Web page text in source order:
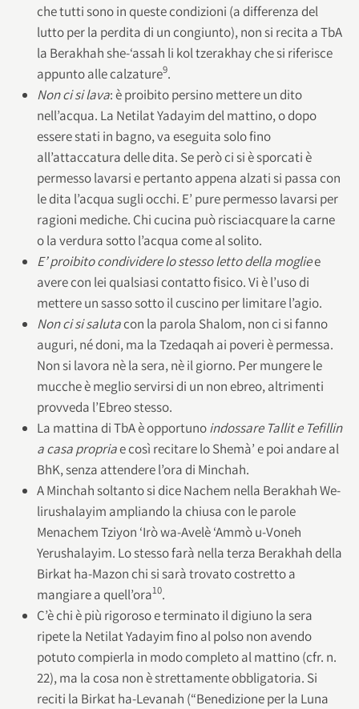
che tutti sono in queste condizioni (a differenza del
lutto per la perdita di un congiunto), non si recita a TbA
la Berakhah she-‘assah li kol tzerakhay che si riferisce
appunto alle calzature9.
Non ci si lava: è proibito persino mettere un dito
nell’acqua. La Netilat Yadayim del mattino, o dopo
essere stati in bagno, va eseguita solo fino
all’attaccatura delle dita. Se però ci si è sporcati è
permesso lavarsi e pertanto appena alzati si passa con
le dita l’acqua sugli occhi. E’ pure permesso lavarsi per
ragioni mediche. Chi cucina può risciacquare la carne
o la verdura sotto l’acqua come al solito.
E’ proibito condividere lo stesso letto della mogliee
avere con lei qualsiasi contatto fisico. Vi è l’uso di
mettere un sasso sotto il cuscino per limitare l’agio.
Non ci si salutacon la parola Shalom, non ci si fanno
auguri, né doni, ma la Tzedaqah ai poveri è permessa.
Non si lavora nè la sera, nè il giorno. Per mungere le
mucche è meglio servirsi di un non ebreo, altrimenti
provveda l’Ebreo stesso.
La mattina di TbA è opportunoindossare Tallit e Tefillin
a casa propriae così recitare lo Shemà’ e poi andare al
BhK, senza attendere l’ora di Minchah.
A Minchah soltanto si dice Nachem nella Berakhah We-
lirushalayim ampliando la chiusa con le parole
Menachem Tziyon ‘Irò wa-Avelè ‘Ammò u-Voneh
Yerushalayim. Lo stesso farà nella terza Berakhah della
Birkat ha-Mazon chi si sarà trovato costretto a
mangiare a quell’ora10.
C’è chi è più rigoroso e terminato il digiuno la sera
ripete la Netilat Yadayim fino al polso non avendo
potuto compierla in modo completo al mattino (cfr. n.
22), ma la cosa non è strettamente obbligatoria. Si
reciti la Birkat ha-Levanah (“Benedizione per la Luna